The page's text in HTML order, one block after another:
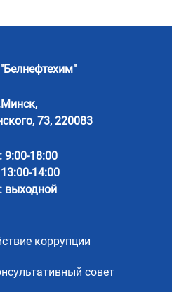
73, 220083
9:00-18:00
14:00
выходной
коррупции
совет